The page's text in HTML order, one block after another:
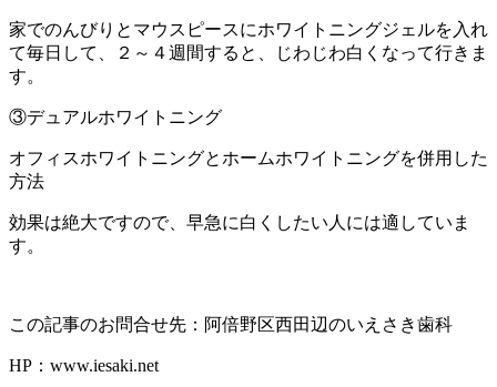
家でのんびりとマウスピースにホワイトニングジェルを入れ
て毎日して、２～４週間すると、じわじわ白くなって行きま
す。
③デュアルホワイトニング
オフィスホワイトニングとホームホワイトニングを併用した
方法
効果は絶大ですので、早急に白くしたい人には適していま
す。
この記事のお問合せ先：阿倍野区西田辺のいえさき歯科
HP：www.iesaki.net